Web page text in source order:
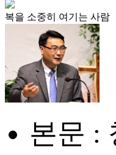
복을 소중히 여기는 사람
본문 :